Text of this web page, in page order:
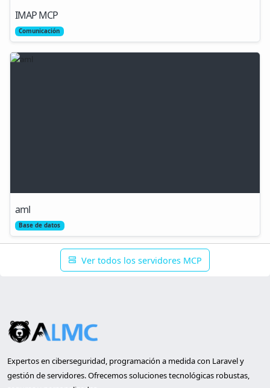
IMAP MCP
Comunicación
aml
Base de datos
Ver todos los servidores MCP
Expertos en ciberseguridad, programación a medida con Laravel y
gestión de servidores. Ofrecemos soluciones tecnológicas robustas,